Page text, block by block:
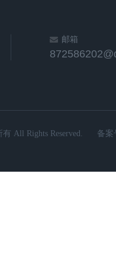
邮箱
All Rights Reserved. 备案